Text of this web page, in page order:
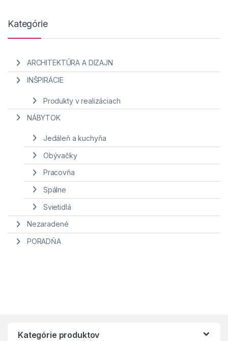
Kategórie
ARCHITEKTÚRA A DIZAJN
INŠPIRÁCIE
Produkty v realizáciach
NÁBYTOK
Jedáleň a kuchyňa
Obývačky
Pracovňa
Spálne
Svietidlá
Nezaradené
PORADŇA
Kategórie produktov